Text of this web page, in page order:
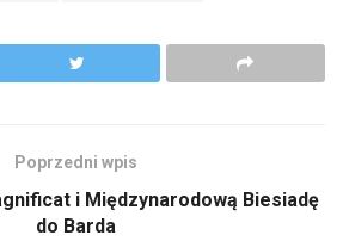
Poprzedni wpis
i Międzynarodową Biesiadę
do Barda